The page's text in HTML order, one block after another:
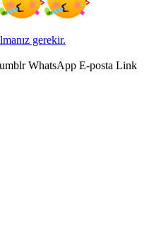
gerekir.
WhatsApp E-posta Link